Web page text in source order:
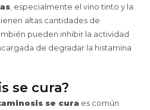
, especialmente el vino tinto y la
altas cantidades de
pueden inhibir la actividad
de degradar la histamina
se cura?
se cura es común